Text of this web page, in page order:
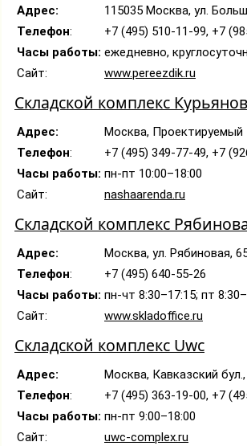
Адрес:
115035 Москва, ул.
Телефон:
+7 (495) 510-11-99, +7
Часы работы: ежедневно,
Сайт:
www.pereezdik.ru
Складской комплекс
Адрес:
Москва, Проектируемый
Телефон:
+7 (495) 349-77-49, +7
Часы работы: пн-пт 10:00–18:00
Сайт:
nashaarenda.ru
Складской комплекс
Адрес:
Москва, ул. Рябиновая,
Телефон:
+7 (495) 640-55-26
Часы работы: пн-чт 8:30–17:15; пт
Сайт:
www.skladoffice.ru
Складской комплекс Uwc
Адрес:
Москва, Кавказский
Телефон:
+7 (495) 363-19-00, +7
Часы работы: пн-пт 9:00–18:00
Сайт:
uwc-complex.ru